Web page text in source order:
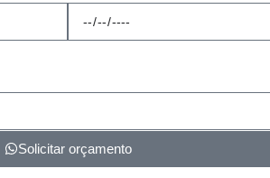
Solicitar orçamento